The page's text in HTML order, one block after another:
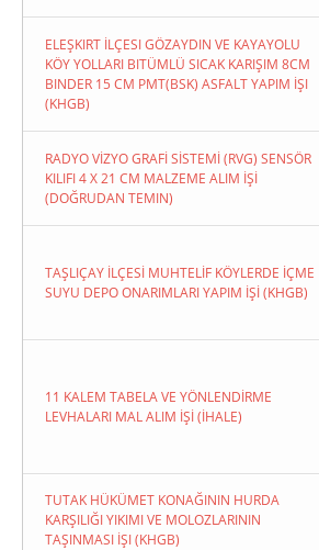
ELEŞKIRT İLÇESI GÖZAYDIN VE KAYAYOLU
KÖY YOLLARI BITÜMLÜ SICAK KARIŞIM 8CM
BINDER 15 CM PMT(BSK) ASFALT YAPIM İŞI
(KHGB)
RADYO VİZYO GRAFİ SİSTEMİ (RVG) SENSÖR
KILIFI 4 X 21 CM MALZEME ALIM İŞİ
(DOĞRUDAN TEMIN)
TAŞLIÇAY İLÇESİ MUHTELİF KÖYLERDE İÇME
SUYU DEPO ONARIMLARI YAPIM İŞİ (KHGB)
11 KALEM TABELA VE YÖNLENDİRME
LEVHALARI MAL ALIM İŞİ (İHALE)
TUTAK HÜKÜMET KONAĞININ HURDA
KARŞILIĞI YIKIMI VE MOLOZLARININ
TAŞINMASI İŞI (KHGB)